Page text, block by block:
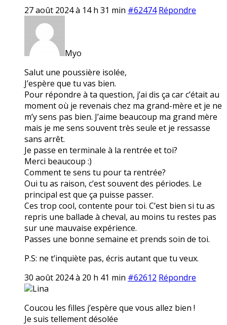
27 août 2024 à 14 h 31 min #62474 Répondre
Myo
Salut une poussière isolée,
J’espère que tu vas bien.
Pour répondre à ta question, j’ai dis ça car c’était au
moment où je revenais chez ma grand-mère et je ne
m’y sens pas bien. J’aime beaucoup ma grand mère
mais je me sens souvent très seule et je ressasse
sans arrêt.
Je passe en terminale à la rentrée et toi?
Merci beaucoup :)
Comment te sens tu pour ta rentrée?
Oui tu as raison, c’est souvent des périodes. Le
principal est que ça puisse passer.
Ces trop cool, contente pour toi. C’est bien si tu as
repris une ballade à cheval, au moins tu restes pas
sur une mauvaise expérience.
Passes une bonne semaine et prends soin de toi.
P.S: ne t’inquiète pas, écris autant que tu veux.
30 août 2024 à 20 h 41 min #62612 Répondre
Lina
Coucou les filles j’espère que vous allez bien !
Je suis tellement désolée